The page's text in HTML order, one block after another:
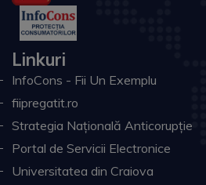
Linkuri
InfoCons - Fii Un Exemplu
fiipregatit.ro
Strategia Națională Anticorupție
Portal de Servicii Electronice
Universitatea din Craiova